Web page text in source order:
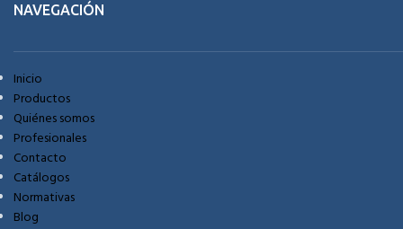
NAVEGACIÓN
Inicio
Productos
Quiénes somos
Profesionales
Contacto
Catálogos
Normativas
Blog